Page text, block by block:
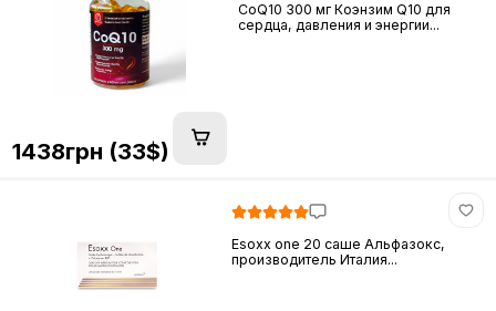
CoQ10 300 мг Коэнзим Q10 для
сердца, давления и энергии...
1438грн (33$)
Esoxx one 20 саше Альфазокс,
производитель Италия...